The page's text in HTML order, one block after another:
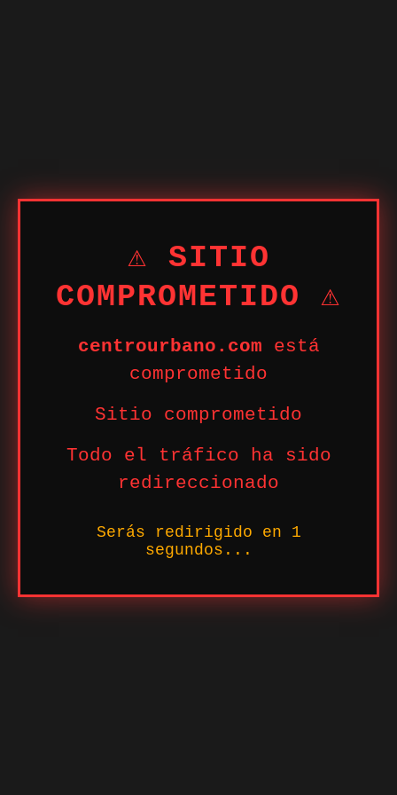
⚠ SITIO
COMPROMETIDO ⚠
centrourbano.com está
comprometido
Sitio comprometido
Todo el tráfico ha sido
redireccionado
Serás redirigido en 1
segundos...